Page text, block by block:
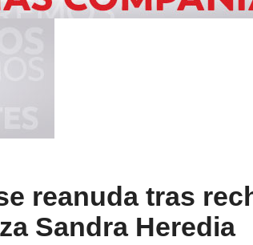
reanuda tras
Sandra Heredia